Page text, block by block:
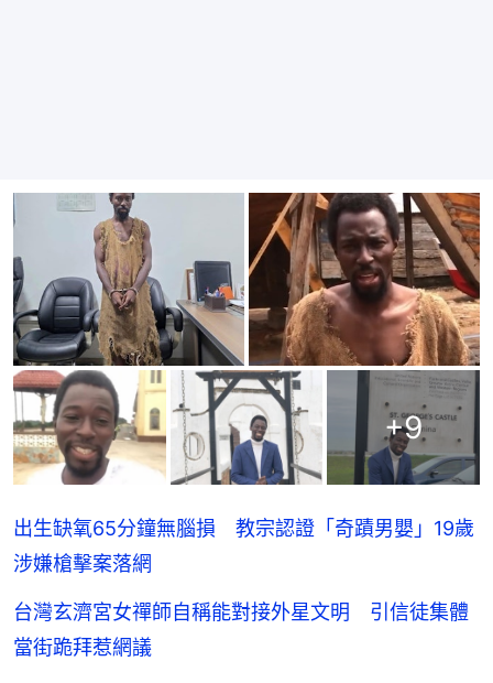
+9
出生缺氧65分鐘無腦損 教宗認證「奇蹟男嬰」19歲
涉嫌槍擊案落網
台灣玄濟宮女禪師自稱能對接外星文明 引信徒集體
當街跪拜惹網議